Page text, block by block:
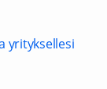
yrityksellesi